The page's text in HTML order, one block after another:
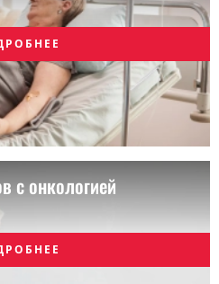
с онкологией